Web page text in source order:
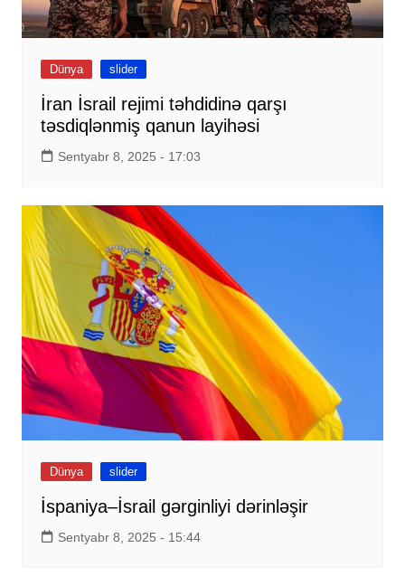
Dünya slider
İran İsrail rejimi təhdidinə qarşı
təsdiqlənmiş qanun layihəsi
Sentyabr 8, 2025 - 17:03
Dünya slider
İspaniya–İsrail gərginliyi dərinləşir
Sentyabr 8, 2025 - 15:44